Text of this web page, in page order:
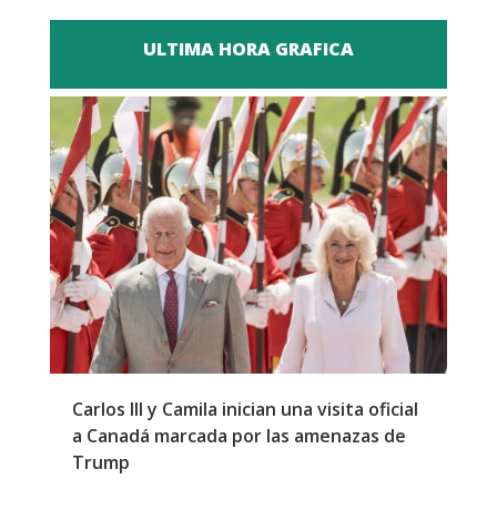
ULTIMA HORA GRAFICA
Carlos III y Camila inician una visita oficial
a Canadá marcada por las amenazas de
Trump